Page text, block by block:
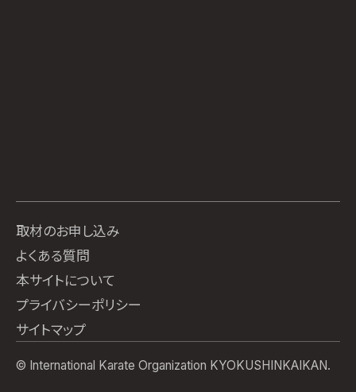
取材のお申し込み
よくある質問
本サイトについて
プライバシーポリシー
サイトマップ
© International Karate Organization KYOKUSHINKAIKAN.